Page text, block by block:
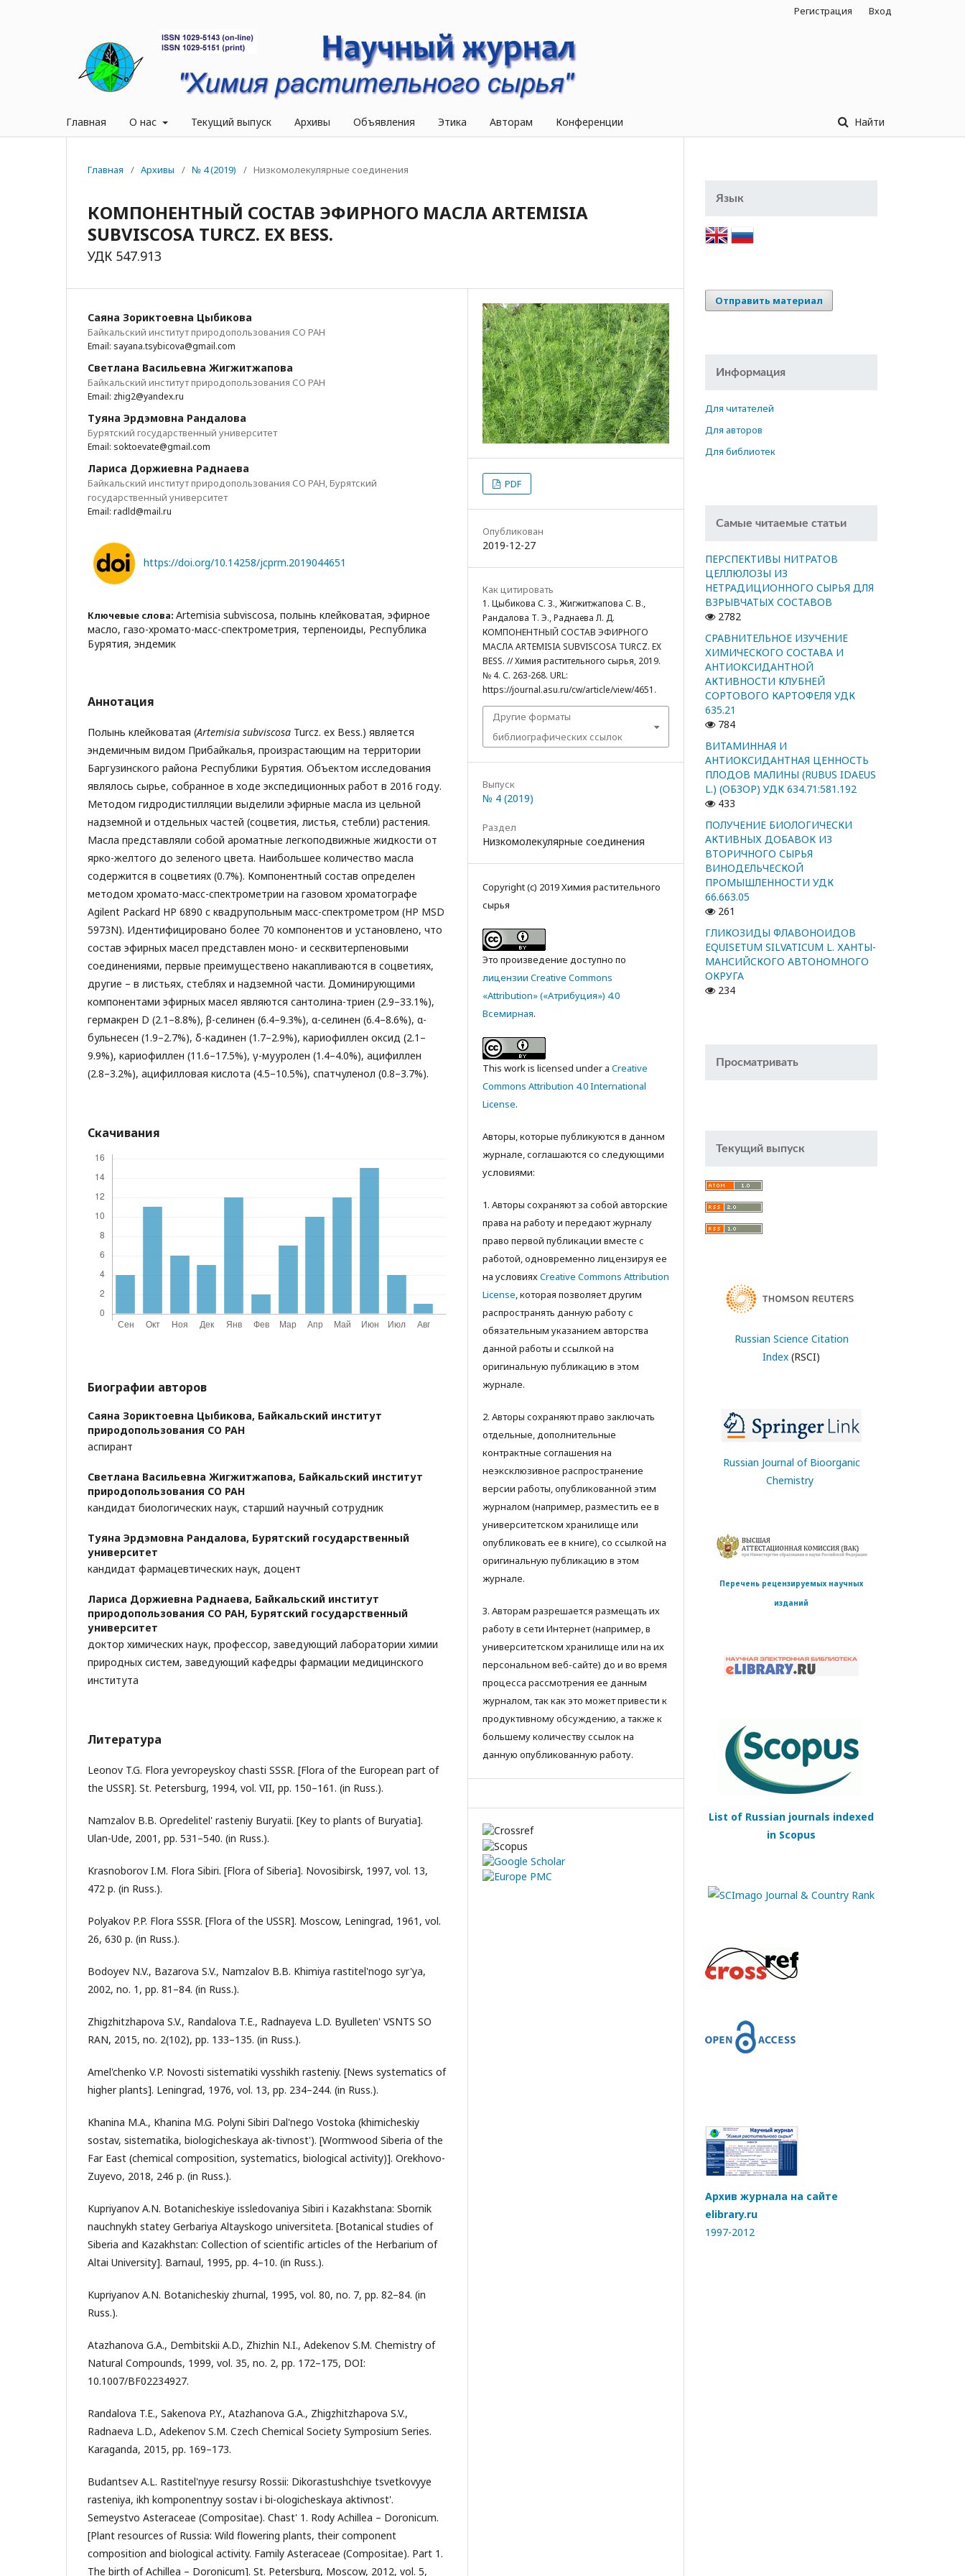
Главная О нас Текущий выпуск Архивы Объявления Этика Авторам Конференции Найти
Регистрация Вход
Главная / Архивы / № 4 (2019) / Низкомолекулярные соединения
КОМПОНЕНТНЫЙ СОСТАВ ЭФИРНОГО МАСЛА ARTEMISIA
SUBVISCOSA TURCZ. EX BESS.
УДК 547.913
Саяна Зориктоевна Цыбикова
Байкальский институт природопользования СО РАН
Email: sayana.tsybicova@gmail.com
Светлана Васильевна Жигжитжапова
Байкальский институт природопользования СО РАН
Email: zhig2@yandex.ru
Туяна Эрдэмовна Рандалова
Бурятский государственный университет
Email: soktoevate@gmail.com
Лариса Доржиевна Раднаева
Байкальский институт природопользования СО РАН, Бурятский
государственный университет
Email: radld@mail.ru
https://doi.org/10.14258/jcprm.2019044651
Ключевые слова: Artemisia subviscosa, полынь клейковатая, эфирное
масло, газо-хромато-масс-спектрометрия, терпеноиды, Республика
Бурятия, эндемик
Аннотация
Полынь клейковатая (Artemisia subviscosa Turcz. ex Bess.) является
эндемичным видом Прибайкалья, произрастающим на территории
Баргузинского района Республики Бурятия. Объектом исследования
являлось сырье, собранное в ходе экспедиционных работ в 2016 году.
Методом гидродистилляции выделили эфирные масла из цельной
надземной и отдельных частей (соцветия, листья, стебли) растения.
Масла представляли собой ароматные легкоподвижные жидкости от
ярко-желтого до зеленого цвета. Наибольшее количество масла
содержится в соцветиях (0.7%). Компонентный состав определен
методом хромато-масс-спектрометрии на газовом хроматографе
Agilent Packard HP 6890 c квадрупольным масс-спектрометром (HP MSD
5973N). Идентифицировано более 70 компонентов и установлено, что
состав эфирных масел представлен моно- и сесквитерпеновыми
соединениями, первые преимуществено накапливаются в соцветиях,
другие – в листьях, стеблях и надземной части. Доминирующими
компонентами эфирных масел являются сантолина-триен (2.9–33.1%),
гермакрен D (2.1–8.8%), β-селинен (6.4–9.3%), α-селинен (6.4–8.6%), α-
бульнесен (1.9–2.7%), δ-кадинен (1.7–2.9%), кариофиллен оксид (2.1–
9.9%), кариофиллен (11.6–17.5%), γ-мууролен (1.4–4.0%), ацифиллен
(2.8–3.2%), ацифилловая кислота (4.5–10.5%), спатчуленол (0.8–3.7%).
Скачивания
Биографии авторов
Саяна Зориктоевна Цыбикова, Байкальский институт
природопользования СО РАН
аспирант
Светлана Васильевна Жигжитжапова, Байкальский институт
природопользования СО РАН
кандидат биологических наук, старший научный сотрудник
Туяна Эрдэмовна Рандалова, Бурятский государственный
университет
кандидат фармацевтических наук, доцент
Лариса Доржиевна Раднаева, Байкальский институт
природопользования СО РАН, Бурятский государственный
университет
доктор химических наук, профессор, заведующий лаборатории химии
природных систем, заведующий кафедры фармации медицинского
института
Литература
Leonov T.G. Flora yevropeyskoy chasti SSSR. [Flora of the European part of
the USSR]. St. Petersburg, 1994, vol. VII, pp. 150–161. (in Russ.).
Namzalov B.B. Opredelitel' rasteniy Buryatii. [Key to plants of Buryatia].
Ulan-Ude, 2001, pp. 531–540. (in Russ.).
Krasnoborov I.M. Flora Sibiri. [Flora of Siberia]. Novosibirsk, 1997, vol. 13,
472 p. (in Russ.).
Polyakov P.P. Flora SSSR. [Flora of the USSR]. Moscow, Leningrad, 1961, vol.
26, 630 p. (in Russ.).
Bodoyev N.V., Bazarova S.V., Namzalov B.B. Khimiya rastitel'nogo syr'ya,
2002, no. 1, pp. 81–84. (in Russ.).
Zhigzhitzhapova S.V., Randalova T.E., Radnayeva L.D. Byulleten' VSNTS SO
RAN, 2015, no. 2(102), pp. 133–135. (in Russ.).
Amel'chenko V.P. Novosti sistematiki vysshikh rasteniy. [News systematics of
higher plants]. Leningrad, 1976, vol. 13, pp. 234–244. (in Russ.).
Khanina M.A., Khanina M.G. Polyni Sibiri Dal'nego Vostoka (khimicheskiy
sostav, sistematika, biologicheskaya ak-tivnost'). [Wormwood Siberia of the
Far East (chemical composition, systematics, biological activity)]. Orekhovo-
Zuyevo, 2018, 246 p. (in Russ.).
Kupriyanov A.N. Botanicheskiye issledovaniya Sibiri i Kazakhstana: Sbornik
nauchnykh statey Gerbariya Altayskogo universiteta. [Botanical studies of
Siberia and Kazakhstan: Collection of scientific articles of the Herbarium of
Altai University]. Barnaul, 1995, pp. 4–10. (in Russ.).
Kupriyanov A.N. Botanicheskiy zhurnal, 1995, vol. 80, no. 7, pp. 82–84. (in
Russ.).
Atazhanova G.A., Dembitskii A.D., Zhizhin N.I., Adekenov S.M. Chemistry of
Natural Compounds, 1999, vol. 35, no. 2, pp. 172–175, DOI:
10.1007/BF02234927.
Randalova T.E., Sakenova P.Y., Atazhanova G.A., Zhigzhitzhapova S.V.,
Radnaeva L.D., Adekenov S.M. Czech Chemical Society Symposium Series.
Karaganda, 2015, pp. 169–173.
Budantsev A.L. Rastitel'nyye resursy Rossii: Dikorastushchiye tsvetkovyye
rasteniya, ikh komponentnyy sostav i bi-ologicheskaya aktivnost'.
Semeystvo Asteraceae (Compositae). Chast' 1. Rody Achillea – Doronicum.
[Plant resources of Russia: Wild flowering plants, their component
composition and biological activity. Family Asteraceae (Compositae). Part 1.
The birth of Achillea – Doronicum]. St. Petersburg, Moscow, 2012, vol. 5,
PDF
Опубликован
2019-12-27
Как цитировать
1. Цыбикова С. З., Жигжитжапова С. В.,
Рандалова Т. Э., Раднаева Л. Д.
КОМПОНЕНТНЫЙ СОСТАВ ЭФИРНОГО
МАСЛА ARTEMISIA SUBVISCOSA TURCZ. EX
BESS. // Химия растительного сырья, 2019.
№ 4. С. 263-268. URL:
https://journal.asu.ru/cw/article/view/4651.
Другие форматы
библиографических ссылок
Выпуск
№ 4 (2019)
Раздел
Низкомолекулярные соединения
Copyright (c) 2019 Химия растительного
сырья
Это произведение доступно по
лицензии Creative Commons
«Attribution» («Атрибуция») 4.0
Всемирная.
This work is licensed under a Creative
Commons Attribution 4.0 International
License.
Авторы, которые публикуются в данном
журнале, соглашаются со следующими
условиями:
1. Авторы сохраняют за собой авторские
права на работу и передают журналу
право первой публикации вместе с
работой, одновременно лицензируя ее
на условияхCreative Commons Attribution
License, которая позволяет другим
распространять данную работу с
обязательным указанием авторства
данной работы и ссылкой на
оригинальную публикацию в этом
журнале.
2. Авторы сохраняют право заключать
отдельные, дополнительные
контрактные соглашения на
неэксклюзивное распространение
версии работы, опубликованной этим
журналом (например, разместить ее в
университетском хранилище или
опубликовать ее в книге), со ссылкой на
оригинальную публикацию в этом
журнале.
3. Авторам разрешается размещать их
работу в сети Интернет (например, в
университетском хранилище или на их
персональном веб-сайте) до и во время
процесса рассмотрения ее данным
журналом, так как это может привести к
продуктивному обсуждению, а также к
большему количеству ссылок на
данную опубликованную работу.
Язык
Отправить материал
Информация
Для читателей
Для авторов
Для библиотек
Самые читаемые статьи
ПЕРСПЕКТИВЫ НИТРАТОВ
ЦЕЛЛЮЛОЗЫ ИЗ
НЕТРАДИЦИОННОГО СЫРЬЯ ДЛЯ
ВЗРЫВЧАТЫХ СОСТАВОВ
2782
СРАВНИТЕЛЬНОЕ ИЗУЧЕНИЕ
ХИМИЧЕСКОГО СОСТАВА И
АНТИОКСИДАНТНОЙ
АКТИВНОСТИ КЛУБНЕЙ
СОРТОВОГО КАРТОФЕЛЯ УДК
635.21
784
ВИТАМИННАЯ И
АНТИОКСИДАНТНАЯ ЦЕННОСТЬ
ПЛОДОВ МАЛИНЫ (RUBUS IDAEUS
L.) (ОБЗОР) УДК 634.71:581.192
433
ПОЛУЧЕНИЕ БИОЛОГИЧЕСКИ
АКТИВНЫХ ДОБАВОК ИЗ
ВТОРИЧНОГО СЫРЬЯ
ВИНОДЕЛЬЧЕСКОЙ
ПРОМЫШЛЕННОСТИ УДК
66.663.05
261
ГЛИКОЗИДЫ ФЛАВОНОИДОВ
EQUISETUM SILVATICUM L. ХАНТЫ-
МАНСИЙСКОГО АВТОНОМНОГО
ОКРУГА
234
Просматривать
Текущий выпуск
Russian Science Citation
Index (RSCI)
Russian Journal of Bioorganic
Chemistry
Перечень рецензируемых научных
изданий
List of Russian journals indexed
in Scopus
Архив журнала на сайте
elibrary.ru
1997-2012